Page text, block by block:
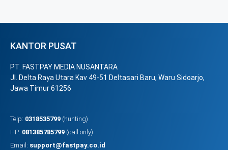
KANTOR PUSAT
PT. FASTPAY MEDIA NUSANTARA
Jl. Delta Raya Utara Kav 49-51 Deltasari Baru, Waru Sidoarjo,
Jawa Timur 61256
Telp: 0318535799 (hunting)
HP: 081385785799 (call only)
Email: support@fastpay.co.id